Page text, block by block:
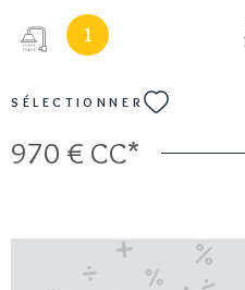
une grande salle d'eau, un
emplacement de parking -
Envoi de dossier : sylvie@aca-
1
SÉLECTIONNER
970 € CC*